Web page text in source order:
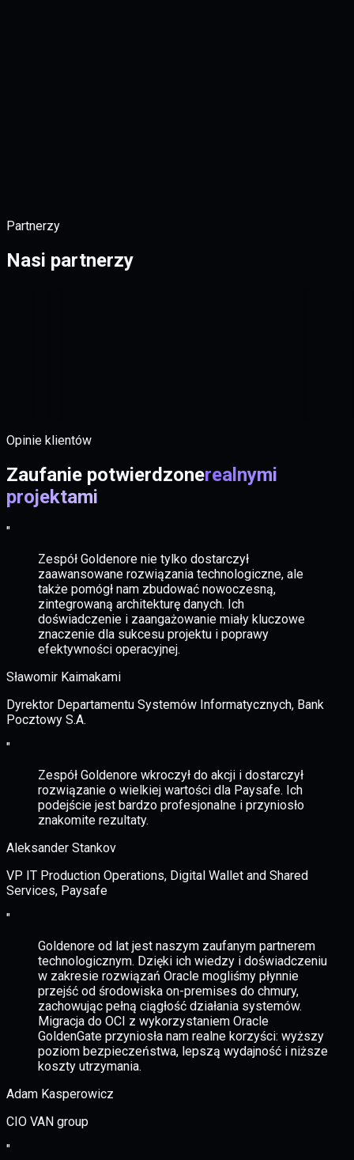
Partnerzy
Nasi partnerzy
Opinie klientów
Zaufanie potwierdzonerealnymi
projektami
"
Zespół Goldenore nie tylko dostarczył
zaawansowane rozwiązania technologiczne, ale
także pomógł nam zbudować nowoczesną,
zintegrowaną architekturę danych. Ich
doświadczenie i zaangażowanie miały kluczowe
znaczenie dla sukcesu projektu i poprawy
efektywności operacyjnej.
Sławomir Kaimakami
Dyrektor Departamentu Systemów Informatycznych, Bank
Pocztowy S.A.
"
Zespół Goldenore wkroczył do akcji i dostarczył
rozwiązanie o wielkiej wartości dla Paysafe. Ich
podejście jest bardzo profesjonalne i przyniosło
znakomite rezultaty.
Aleksander Stankov
VP IT Production Operations, Digital Wallet and Shared
Services, Paysafe
"
Goldenore od lat jest naszym zaufanym partnerem
technologicznym. Dzięki ich wiedzy i doświadczeniu
w zakresie rozwiązań Oracle mogliśmy płynnie
przejść od środowiska on-premises do chmury,
zachowując pełną ciągłość działania systemów.
Migracja do OCI z wykorzystaniem Oracle
GoldenGate przyniosła nam realne korzyści: wyższy
poziom bezpieczeństwa, lepszą wydajność i niższe
koszty utrzymania.
Adam Kasperowicz
CIO VAN group
"